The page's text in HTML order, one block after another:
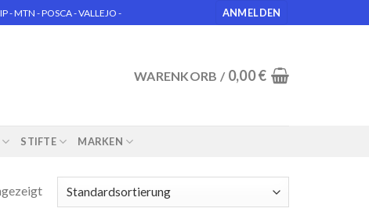
- MTN - POSCA - VALLEJO - ANMELDEN
WARENKORB / 0,00€
STIFTE MARKEN